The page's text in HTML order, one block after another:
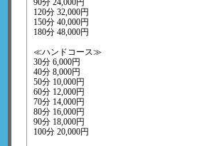
90分 24,000円
120分 32,000円
150分 40,000円
180分 48,000円
≪ハンドコース≫
30分 6,000円
40分 8,000円
50分 10,000円
60分 12,000円
70分 14,000円
80分 16,000円
90分 18,000円
100分 20,000円